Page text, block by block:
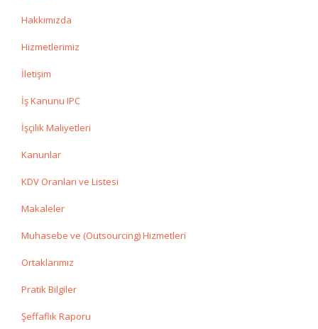
Hakkımızda
Hizmetlerimiz
İletişim
İş Kanunu IPC
İşçilik Maliyetleri
Kanunlar
KDV Oranları ve Listesi
Makaleler
Muhasebe ve (Outsourcing) Hizmetleri
Ortaklarımız
Pratik Bilgiler
Şeffaflık Raporu